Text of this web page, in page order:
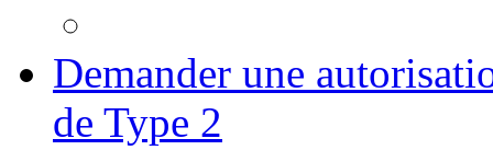
Demander une
de Type 2